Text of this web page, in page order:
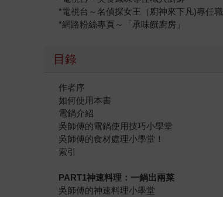
*電視台～名偵探女王（廚神來下凡)專任
*網路粉絲專頁～「承味饌廚房」
目錄
作者序
如何使用本書
電鍋介紹
吳師傅的電鍋使用技巧小學堂
吳師傅的食材處理小學堂！
索引
PART1神速料理：一鍋出兩菜
吳師傅的神速料理小學堂